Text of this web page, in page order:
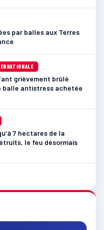
par balles aux Terres
grièvement brûlé
balle antistress achetée
7 hectares de la
le feu désormais